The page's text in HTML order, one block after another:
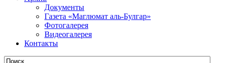
Документы
Газета «Маглюмат аль-Булгар»
Фотогалерея
Видеогалерея
Контакты